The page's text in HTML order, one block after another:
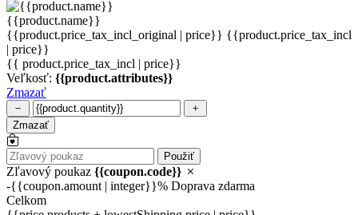
{{product.name}}
{{product.price_tax_incl_original | price}} {{product.price_tax_incl
| price}}
{{ product.price_tax_incl | price}}
Veľkosť: {{product.attributes}}
Zmazať
Zmazať
Použiť
Zľavový poukaz {{coupon.code}}
-{{coupon.amount | integer}}% Doprava zdarma
Celkom